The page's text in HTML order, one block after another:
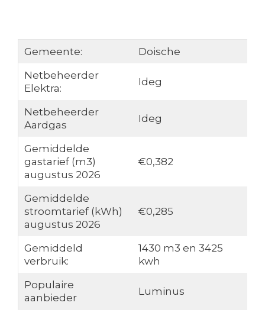
Gemeente:
Doische
Netbeheerder
Elektra:
Ideg
Netbeheerder
Aardgas
Ideg
Gemiddelde
gastarief (m3)
augustus 2026
€0,382
Gemiddelde
stroomtarief (kWh)
augustus 2026
€0,285
Gemiddeld
verbruik:
1430 m3 en 3425
kwh
Populaire
aanbieder
Luminus